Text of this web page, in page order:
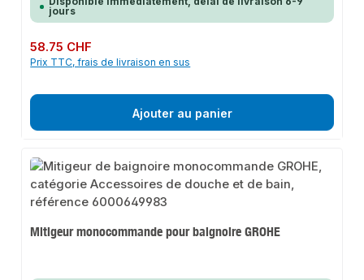
jours
Prix régulier :
58.75 CHF
Prix TTC, frais de livraison en sus
Ajouter au panier
Mitigeur monocommande pour baignoire GROHE